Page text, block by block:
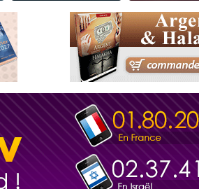
à travers le temps